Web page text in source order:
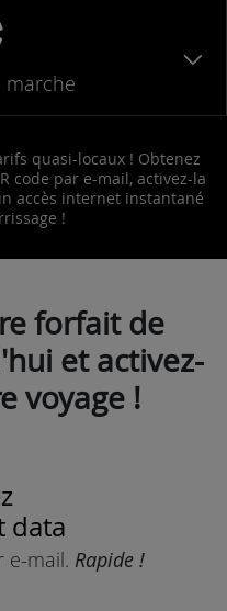
marche
quasi-locaux ! Obtenez
code par e-mail, activez-la
accès internet instantané
!
forfait de
et activez-
voyage !
data
e-mail. Rapide !